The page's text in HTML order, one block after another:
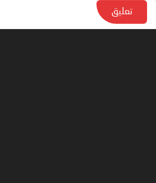
تعليق